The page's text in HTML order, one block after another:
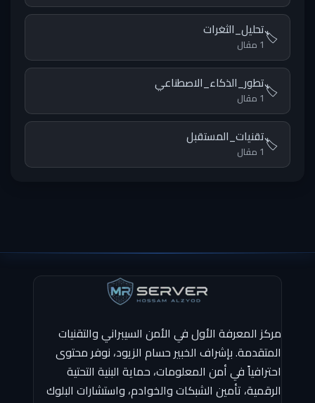
🏷️تحليل_الثغرات
1 مقال
🏷️تطور_الذكاء_الاصطناعي
1 مقال
🏷️تقنيات_المستقبل
1 مقال
مركز المعرفة الأول في الأمن السيبراني والتقنيات
المتقدمة. بإشراف الخبير حسام الزيود، نوفر محتوى
احترافياً في أمن المعلومات، حماية البنية التحتية
الرقمية، تأمين الشبكات والخوادم، واستشارات البلوك